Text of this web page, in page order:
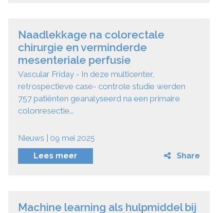
Naadlekkage na colorectale
chirurgie en verminderde
mesenteriale perfusie
Vascular Friday - In deze multicenter,
retrospectieve case- controle studie werden
757 patiënten geanalyseerd na een primaire
colonresectie...
Nieuws | 09 mei 2025
Lees meer
Share
Machine learning als hulpmiddel bij